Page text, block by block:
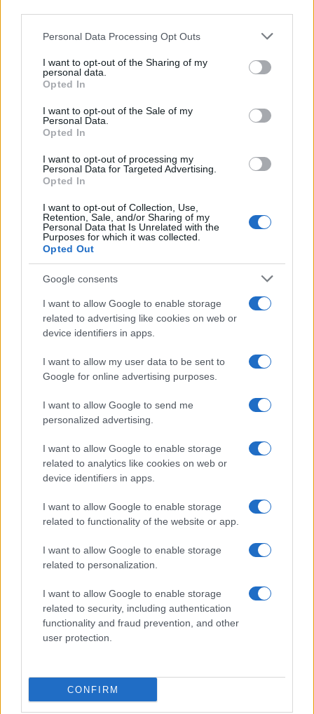
This information may also be disclosed by us to third parties
further disclose it to other third parties.
Please note that this website/app uses one or more Google
services and may gather and store information including but
not limited to your visit or usage behaviour. You may click to
grant or deny consent to Google and its third-party tags to
consent section.
Personal Data Processing Opt Outs
I want to opt-out of the Sharing of my
personal data.
Opted In
I want to opt-out of the Sale of my
Personal Data.
Opted In
I want to opt-out of processing my
Personal Data for Targeted Advertising.
Opted In
I want to opt-out of Collection, Use,
Retention, Sale, and/or Sharing of my
Personal Data that Is Unrelated with the
Purposes for which it was collected.
Opted Out
Google consents
I want to allow Google to enable storage
related to advertising like cookies on web or
device identifiers in apps.
I want to allow my user data to be sent to
Google for online advertising purposes.
I want to allow Google to send me
personalized advertising.
I want to allow Google to enable storage
related to analytics like cookies on web or
device identifiers in apps.
I want to allow Google to enable storage
related to functionality of the website or app.
I want to allow Google to enable storage
related to personalization.
I want to allow Google to enable storage
related to security, including authentication
functionality and fraud prevention, and other
user protection.
CONFIRM
©2026 - giardinaggio.net - p.iva 03338800984